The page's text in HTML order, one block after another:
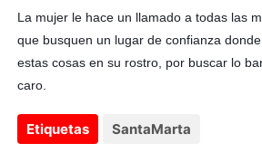
La mujer le hace un llamado a todas las
que busquen un lugar de confianza
estas cosas en su rostro, por buscar lo
caro.
Etiquetas SantaMarta